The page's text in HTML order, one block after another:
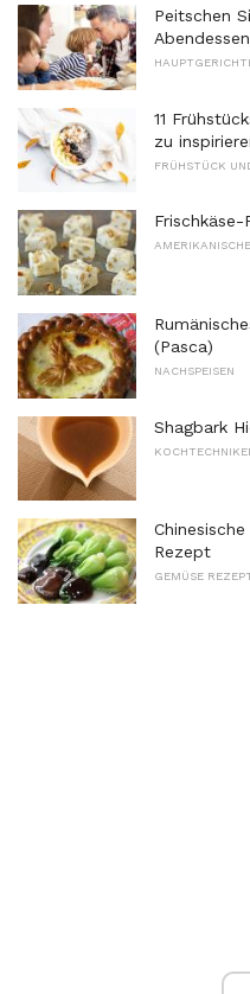
Peitschen
11
zu
FRÜHSTÜCK
Frischkäse-
(Pasca)
NACHSPEISEN
Shagbark
Rezept
GEMÜSE